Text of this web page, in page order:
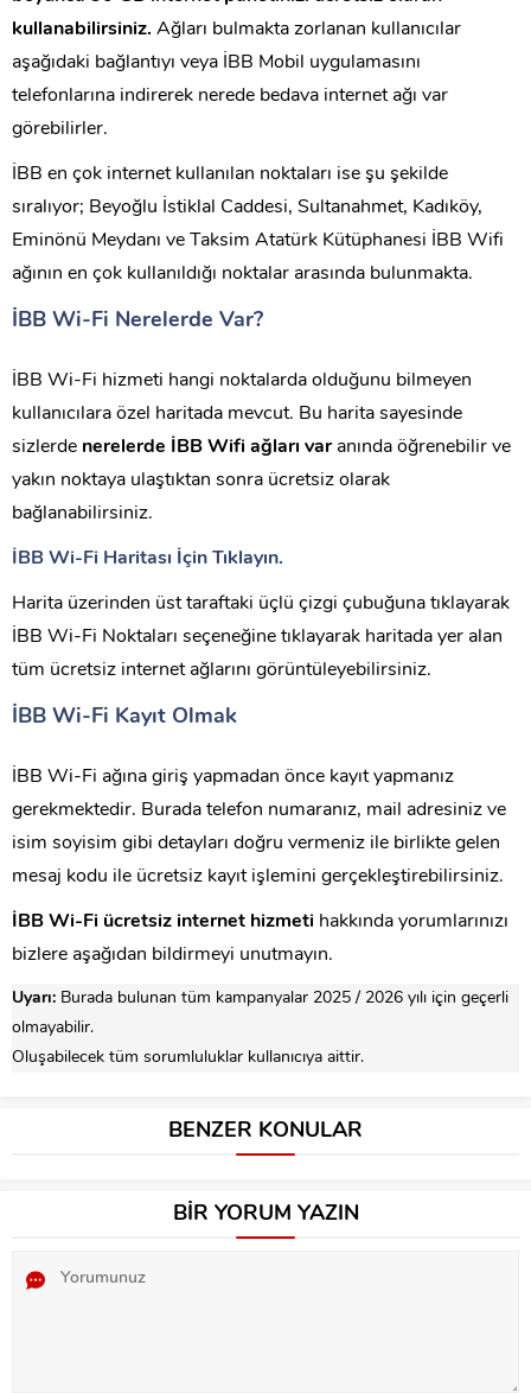
kullanabilirsiniz. Ağları bulmakta zorlanan kullanıcılar
aşağıdaki bağlantıyı veya İBB Mobil uygulamasını
telefonlarına indirerek nerede bedava internet ağı var
görebilirler.
İBB en çok internet kullanılan noktaları ise şu şekilde
sıralıyor; Beyoğlu İstiklal Caddesi, Sultanahmet, Kadıköy,
Eminönü Meydanı ve Taksim Atatürk Kütüphanesi İBB Wifi
ağının en çok kullanıldığı noktalar arasında bulunmakta.
İBB Wi-Fi Nerelerde Var?
İBB Wi-Fi hizmeti hangi noktalarda olduğunu bilmeyen
kullanıcılara özel haritada mevcut. Bu harita sayesinde
sizlerde nerelerde İBB Wifi ağları varanında öğrenebilir ve
yakın noktaya ulaştıktan sonra ücretsiz olarak
bağlanabilirsiniz.
İBB Wi-Fi Haritası İçin Tıklayın.
Harita üzerinden üst taraftaki üçlü çizgi çubuğuna tıklayarak
İBB Wi-Fi Noktaları seçeneğine tıklayarak haritada yer alan
tüm ücretsiz internet ağlarını görüntüleyebilirsiniz.
İBB Wi-Fi Kayıt Olmak
İBB Wi-Fi ağına giriş yapmadan önce kayıt yapmanız
gerekmektedir. Burada telefon numaranız, mail adresiniz ve
isim soyisim gibi detayları doğru vermeniz ile birlikte gelen
mesaj kodu ile ücretsiz kayıt işlemini gerçekleştirebilirsiniz.
İBB Wi-Fi ücretsiz internet hizmeti hakkında yorumlarınızı
bizlere aşağıdan bildirmeyi unutmayın.
Uyarı: Burada bulunan tüm kampanyalar 2025 / 2026 yılı için geçerli
olmayabilir.
Oluşabilecek tüm sorumluluklar kullanıcıya aittir.
BENZER KONULAR
BİR YORUM YAZIN